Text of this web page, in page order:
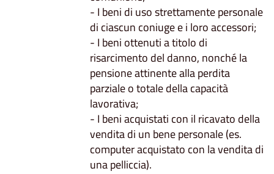
- I beni di uso strettamente personale
di ciascun coniuge e i loro accessori;
- I beni ottenuti a titolo di
risarcimento del danno, nonché la
pensione attinente alla perdita
parziale o totale della capacità
lavorativa;
- I beni acquistati con il ricavato della
vendita di un bene personale (es.
computer acquistato con la vendita di
una pelliccia).